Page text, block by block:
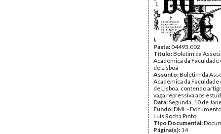
Pasta:04493.002
Título:Boletim da
Académica da
de Lisboa
Assunto:Boletim da
Académica da
de Lisboa, contendo
vaga repressiva aos
Data:Segunda, 10 de
Fundo:DML -
Luís Rocha Pinto
Tipo Documental:
Página(s): 14